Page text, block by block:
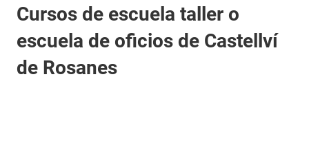
Cursos de escuela taller o
escuela de oficios de Castellví
de Rosanes